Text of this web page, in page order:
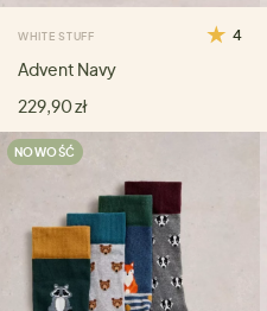
WHITE STUFF 4
Advent Navy
229,90 zł
NOWOŚĆ